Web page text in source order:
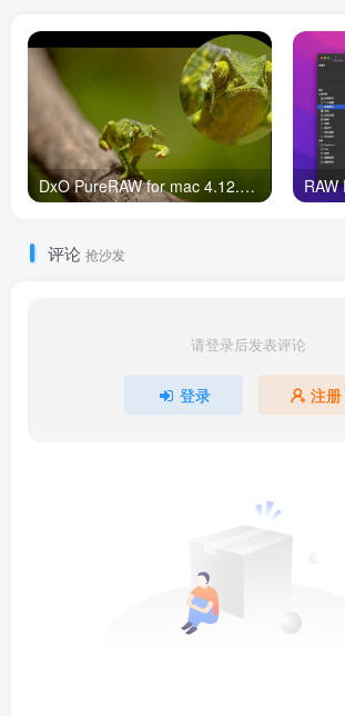
DxO PureRAW for mac 4.12.0 Raw照片降噪
评论 抢沙发
请登录后发表评论
登录 注册